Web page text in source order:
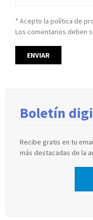
* Acepto la política de
Los comentarios deben
Boletín
Recibe gratis en tu
más destacadas de la